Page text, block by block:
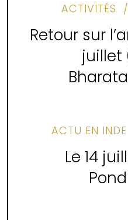
ACTIVITÉS
Retour sur
juillet
ACTU EN INDE
Le 14